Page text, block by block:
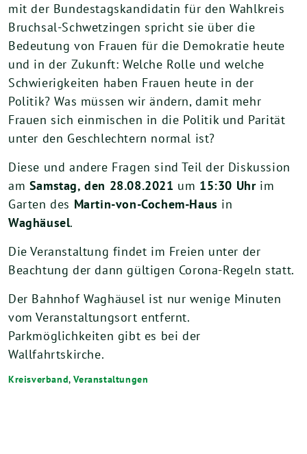
mit der Bundestagskandidatin für den Wahlkreis
Bruchsal-Schwetzingen spricht sie über die
Bedeutung von Frauen für die Demokratie heute
und in der Zukunft: Welche Rolle und welche
Schwierigkeiten haben Frauen heute in der
Politik? Was müssen wir ändern, damit mehr
Frauen sich einmischen in die Politik und Parität
unter den Geschlechtern normal ist?
Diese und andere Fragen sind Teil der Diskussion
am Samstag, den 28.08.2021 um 15:30 Uhrim
Garten des Martin-von-Cochem-Haus in
Waghäusel.
Die Veranstaltung findet im Freien unter der
Beachtung der dann gültigen Corona-Regeln statt.
Der Bahnhof Waghäusel ist nur wenige Minuten
vom Veranstaltungsort entfernt.
Parkmöglichkeiten gibt es bei der
Wallfahrtskirche.
Kreisverband,Veranstaltungen